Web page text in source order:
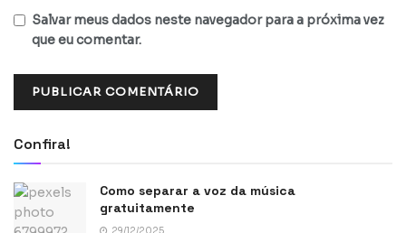
Salvar meus dados neste navegador para a próxima vez
que eu comentar.
Confira!
Como separar a voz da música
gratuitamente
29/12/2025